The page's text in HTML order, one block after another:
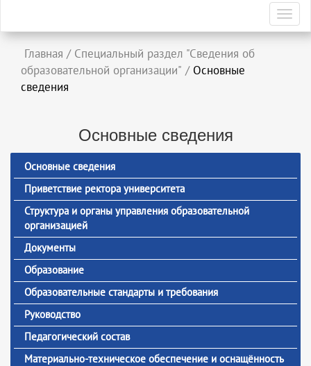
Главная / Специальный раздел "Сведения об
образовательной организации" / Основные
сведения
Основные сведения
Основные сведения
Приветствие ректора университета
Структура и органы управления образовательной
организацией
Документы
Образование
Образовательные стандарты и требования
Руководство
Педагогический состав
Материально-техническое обеспечение и оснащённость